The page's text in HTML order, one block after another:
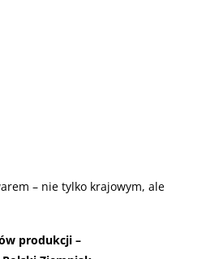
– nie tylko krajowym, ale
produkcji –